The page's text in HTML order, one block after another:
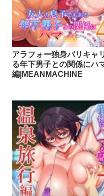
アラフォー独身バリキャ
る年下男子との関係にハ
編|MEANMACHINE